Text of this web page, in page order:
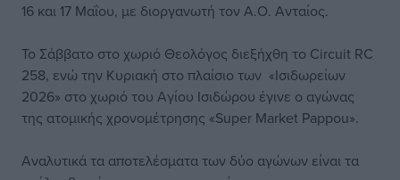
16 και 17 Μαΐου, με διοργανωτή τον Α.Ο. Ανταίος.
Το Σάββατο στο χωριό Θεολόγος διεξήχθη το Circuit RC
258, ενώ την Κυριακή στο πλαίσιο των «Ισιδωρείων
2026» στο χωριό του Αγίου Ισιδώρου έγινε ο αγώνας
της ατομικής χρονομέτρησης «Super Market Pappou».
Αναλυτικά τα αποτελέσματα των δύο αγώνων είναι τα